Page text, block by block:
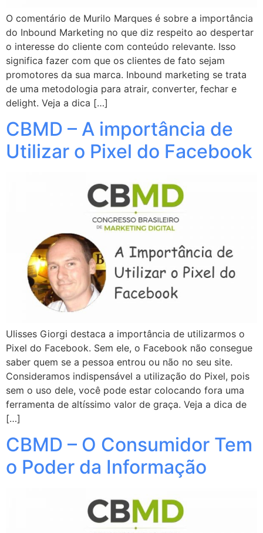
O comentário de Murilo Marques é sobre a importância
do Inbound Marketing no que diz respeito ao despertar
o interesse do cliente com conteúdo relevante. Isso
significa fazer com que os clientes de fato sejam
promotores da sua marca. Inbound marketing se trata
de uma metodologia para atrair, converter, fechar e
delight. Veja a dica […]
CBMD – A importância de
Utilizar o Pixel do Facebook
Ulisses Giorgi destaca a importância de utilizarmos o
Pixel do Facebook. Sem ele, o Facebook não consegue
saber quem se a pessoa entrou ou não no seu site.
Consideramos indispensável a utilização do Pixel, pois
sem o uso dele, você pode estar colocando fora uma
ferramenta de altíssimo valor de graça. Veja a dica de
[…]
CBMD – O Consumidor Tem
o Poder da Informação